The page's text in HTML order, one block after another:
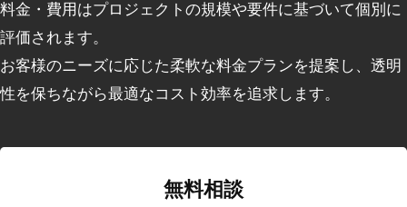
料⾦・費用はプロジェクトの規模や要件に基づいて個別に
評価されます。
お客様のニーズに応じた柔軟な料⾦プランを提案し、透明
性を保ちながら最適なコスト効率を追求します。
無料相談